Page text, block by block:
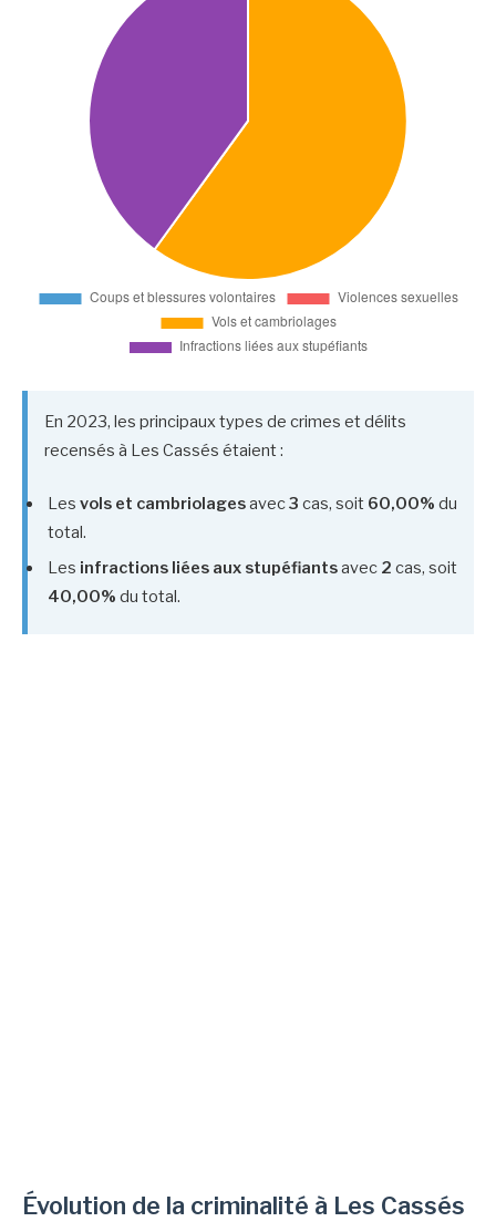
En 2023, les principaux types de crimes et délits
recensés à Les Cassés étaient :
Les vols et cambriolagesavec3 cas, soit 60,00% du
total.
Les infractions liées aux stupéfiantsavec 2 cas, soit
40,00% du total.
Évolution de la criminalité à Les Cassés